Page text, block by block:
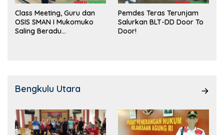
Class Meeting, Guru dan
OSIS SMAN I Mukomuko
Saling Beradu
Pemdes Teras Terunjam
Salurkan BLT-DD Door To
Door!
Bengkulu Utara